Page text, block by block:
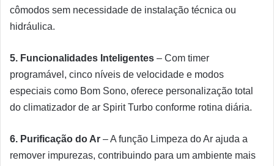
cômodos sem necessidade de instalação técnica ou
hidráulica.
5. Funcionalidades Inteligentes – Com timer
programável, cinco níveis de velocidade e modos
especiais como Bom Sono, oferece personalização total
do climatizador de ar Spirit Turbo conforme rotina diária.
6. Purificação do Ar – A função Limpeza do Ar ajuda a
remover impurezas, contribuindo para um ambiente mais